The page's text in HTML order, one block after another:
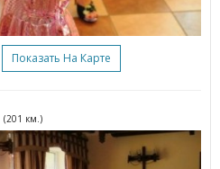
Показать На Карте
(201 км.)